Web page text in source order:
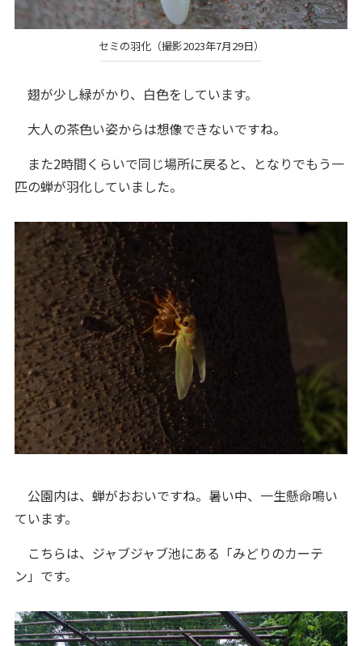
セミの羽化（撮影2023年7月29日）
翅が少し緑がかり、白色をしています。
大人の茶色い姿からは想像できないですね。
また2時間くらいで同じ場所に戻ると、となりでもう一
匹の蝉が羽化していました。
公園内は、蝉がおおいですね。暑い中、一生懸命鳴い
ています。
こちらは、ジャブジャブ池にある「みどりのカーテ
ン」です。